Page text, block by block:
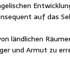
auf das
ländlichen
und Armut zu